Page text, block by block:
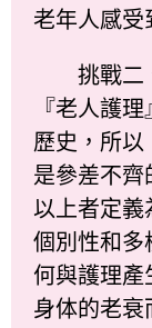
老年人感受
挑戰二、
『老人護
歷史，所以
是參差不齊
以上者定義
個別性和多
何與護理產
身体的老衰